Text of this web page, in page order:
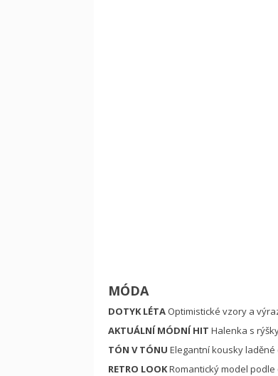
MÓDA
DOTYK LÉTA Optimistické vzory a
AKTUÁLNÍ MÓDNÍ HIT Halenka s
TÓN V TÓNU Elegantní kousky laděné
RETRO LOOKRomantický model podle